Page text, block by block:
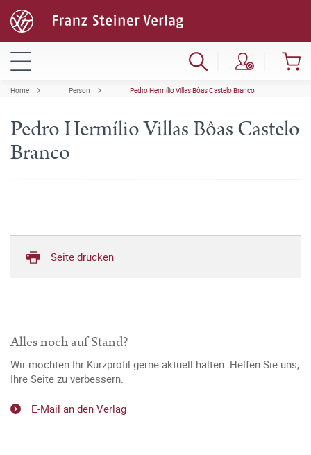
Home Person Pedro Hermílio Villas Bôas Castelo Branco
Pedro Hermílio Villas Bôas Castelo
Branco
Seite drucken
Alles noch auf Stand?
Wir möchten Ihr Kurzprofil gerne aktuell halten. Helfen Sie uns,
Ihre Seite zu verbessern.
E-Mail an den Verlag